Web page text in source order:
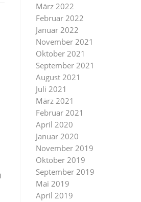
März 2022
Februar 2022
Januar 2022
November 2021
Oktober 2021
September 2021
August 2021
Juli 2021
März 2021
Februar 2021
April 2020
Januar 2020
November 2019
Oktober 2019
September 2019
Mai 2019
April 2019